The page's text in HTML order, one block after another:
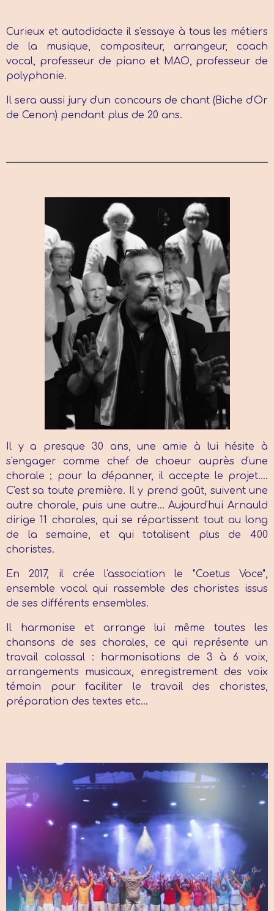
Curieux et autodidacte il s'essaye à tous les métiers
de la musique, compositeur, arrangeur, coach
vocal, professeur de piano et MAO, professeur de
polyphonie.
Il sera aussi jury d'un concours de chant (Biche d'Or
de Cenon) pendant plus de 20 ans.
Il y a presque 30 ans, une amie à lui hésite à
s'engager comme chef de choeur auprès d'une
chorale ; pour la dépanner, il accepte le projet....
C'est sa toute première. Il y prend goût, suivent une
autre chorale, puis une autre... Aujourd'hui Arnauld
dirige 11 chorales, qui se répartissent tout au long
de la semaine, et qui totalisent plus de 400
choristes.
En 2017, il crée l'association le "Coetus Voce",
ensemble vocal qui rassemble des choristes issus
de ses différents ensembles.
Il harmonise et arrange lui même toutes les
chansons de ses chorales, ce qui représente un
travail colossal : harmonisations de 3 à 6 voix,
arrangements musicaux, enregistrement des voix
témoin pour faciliter le travail des choristes,
préparation des textes etc...